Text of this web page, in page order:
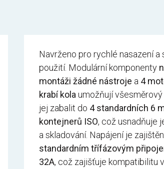
Navrženo pro rychlé nasazení a
použití. Modulární komponenty
montáži žádné nástroje a 4
krabí kola umožňují všesměrový
jej zabalit do 4 standardních 6
kontejnerů ISO, což usnadňuje
a skladování. Napájení je
standardním třífázovým
32A, což zajišťuje kompatibilitu